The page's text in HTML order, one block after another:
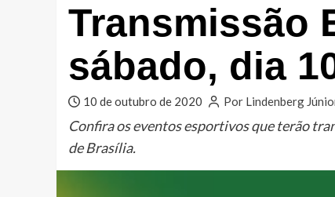
Transmissão
sábado, dia
10 de outubro de 2020 Por Lindenberg
Confira os eventos esportivos que terão
de Brasília.